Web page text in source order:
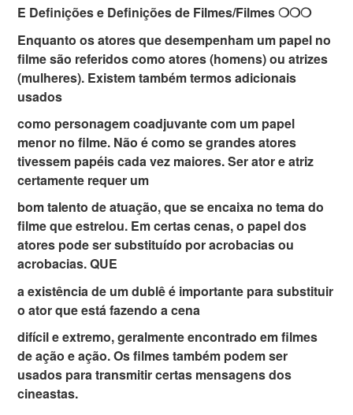
E Definições e Definições de Filmes/Filmes ❍❍❍
Enquanto os atores que desempenham um papel no
filme são referidos como atores (homens) ou atrizes
(mulheres). Existem também termos adicionais
usados
como personagem coadjuvante com um papel
menor no filme. Não é como se grandes atores
tivessem papéis cada vez maiores. Ser ator e atriz
certamente requer um
bom talento de atuação, que se encaixa no tema do
filme que estrelou. Em certas cenas, o papel dos
atores pode ser substituído por acrobacias ou
acrobacias. QUE
a existência de um dublê é importante para substituir
o ator que está fazendo a cena
difícil e extremo, geralmente encontrado em filmes
de ação e ação. Os filmes também podem ser
usados ​​para transmitir certas mensagens dos
cineastas.